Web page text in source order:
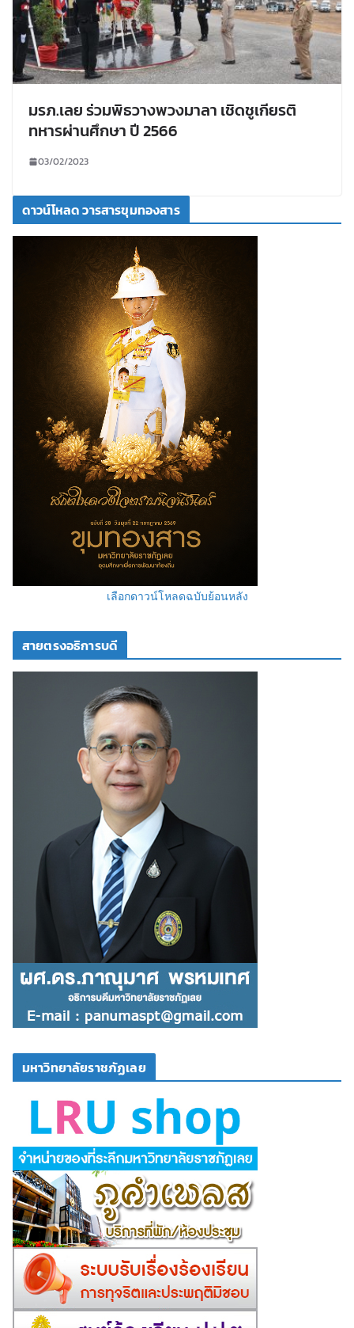
มรภ.เลย ร่วมพิธวางพวงมาลา เชิดชูเกียรติ
ทหารผ่านศึกษา ปี 2566
03/02/2023
ดาวน์โหลด วารสารขุมทองสาร
เลือกดาวน์โหลดฉบับย้อนหลัง
สายตรงอธิการบดี
มหาวิทยาลัยราชภัฏเลย